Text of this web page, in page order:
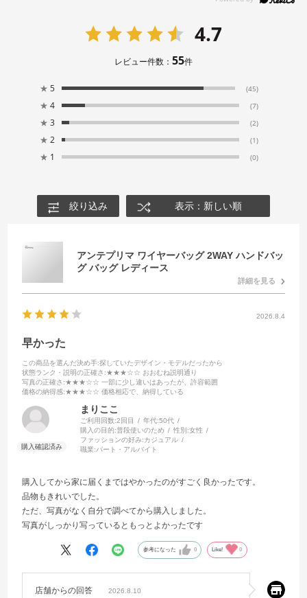
4.7
レビュー件数： 55件
★ 5 (45)
★ 4 (7)
★ 3 (2)
★ 2 (1)
★ 1 (0)
絞り込み 表示：新しい順
アンテプリマ ワイヤーバッグ 2WAY ハンドバッ
グ バッグ レディース
詳細を見る
2026.8.4
早かった
この商品を選んだ決め手:探していたデザイン・モデルだったから
状態ランク・説明の正確さ :★★★☆☆ おおむね説明通り
写真の正確さ :★★★☆☆ 一部に少し違いはあったが、許容範囲
価格の納得感:★★★☆☆ 価格相応で、納得している
まりここ
ご利用回数:2回目 年代:50代
購入の目的:普段使いのため 性別:女性
ファッションの好み:カジュアル
職業:パート・アルバイト
購入してから家に届くまではやかったのがすごく良かったです。
品物もきれいでした。
ただ、写真がなく自分で調べてから購入しました。
写真がしっかり写っているともっとよかったです
参考になった 0 Like! 0
店舗からの回答 2026.8.10